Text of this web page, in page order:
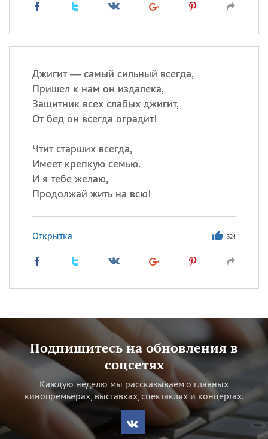
Джигит — самый сильный всегда,
Пришел к нам он издалека,
Защитник всех слабых джигит,
От бед он всегда оградит!
Чтит старших всегда,
Имеет крепкую семью.
И я тебе желаю,
Продолжай жить на всю!
Открытка 324
Подпишитесь на обновления в
соцсетях
Каждую неделю мы рассказываем о главных
кинопремьерах, выставках, спектаклях и концертах.